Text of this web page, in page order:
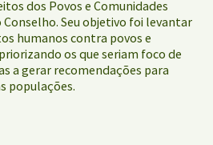
dos Povos e Comunidades
Seu objetivo foi levantar
humanos contra povos e
os que seriam foco de
a gerar recomendações para
populações.